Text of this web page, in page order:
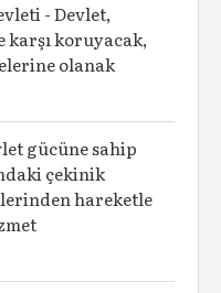
- Devlet,
koruyacak,
olanak
gücüne sahip
çekinik
hareketle